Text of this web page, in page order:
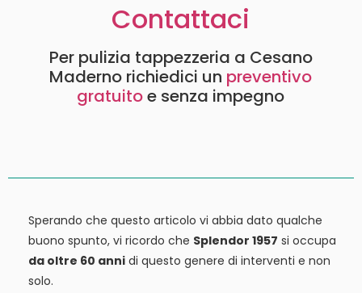
Contattaci
Per pulizia tappezzeria a Cesano
Maderno richiedici un preventivo
gratuitoe senza impegno
Sperando che questo articolo vi abbia dato qualche
buono spunto, vi ricordo che Splendor 1957 si occupa
da oltre 60 anni di questo genere di interventi e non
solo.